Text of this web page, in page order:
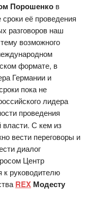
Порошенко в
её проведения
разговоров наш
возможного
формате, в
Германии и
пока не
лидера
проведения
власти. С кем из
вести переговоры и
диалог
Центр
к руководителю
REX Модесту